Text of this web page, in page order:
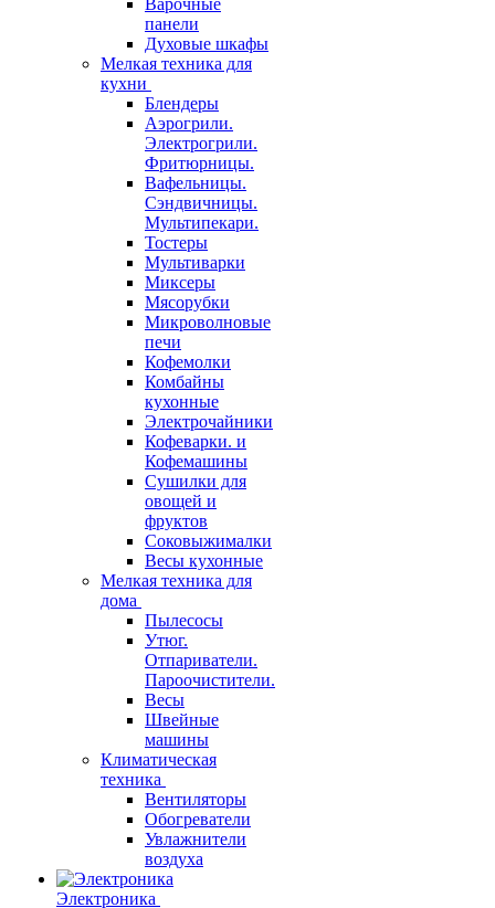
Варочные
панели
Духовые шкафы
Мелкая техника для
кухни
Блендеры
Аэрогрили.
Электрогрили.
Фритюрницы.
Вафельницы.
Сэндвичницы.
Мультипекари.
Тостеры
Мультиварки
Миксеры
Мясорубки
Микроволновые
печи
Кофемолки
Комбайны
кухонные
Электрочайники
Кофеварки. и
Кофемашины
Сушилки для
овощей и
фруктов
Соковыжималки
Весы кухонные
Мелкая техника для
дома
Пылесосы
Утюг.
Отпариватели.
Пароочистители.
Весы
Швейные
машины
Климатическая
техника
Вентиляторы
Обогреватели
Увлажнители
воздуха
Электроника